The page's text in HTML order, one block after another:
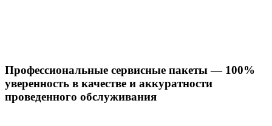
Профессиональные сервисные пакеты — 100%
уверенность в качестве и аккуратности
проведенного обслуживания